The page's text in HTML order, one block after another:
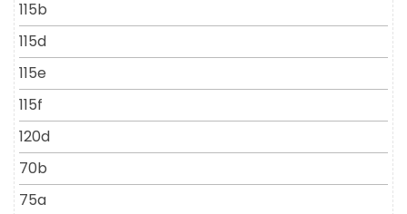
115b
115d
115e
115f
120d
70b
75a